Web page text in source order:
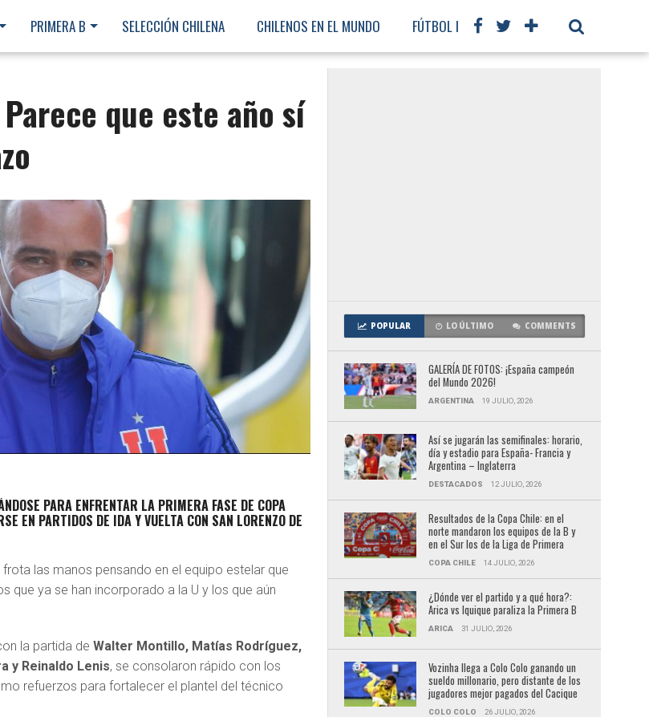
PRIMERA B SELECCIÓN CHILENA CHILENOS EN EL MUNDO FÚTBOL INTERNACIONAL
que este año sí
PARA ENFRENTAR LA PRIMERA FASE DE COPA
EN PARTIDOS DE IDA Y VUELTA CON SAN LORENZO DE
frota las manos pensando en el equipo estelar que
que ya se han incorporado a la U y los que aún
la partida deWalter Montillo, Matías Rodríguez,
y Reinaldo Lenis, se consolaron rápido con los
refuerzos para fortalecer el plantel del técnico
POPULAR LO ÚLTIMO COMMENTS
GALERÍA DE FOTOS: ¡España campeón
del Mundo 2026!
ARGENTINA 19 JULIO, 2026
Así se jugarán las semifinales: horario,
día y estadio para España- Francia y
Argentina – Inglaterra
DESTACADOS 12 JULIO, 2026
Resultados de la Copa Chile: en el
norte mandaron los equipos de la B y
en el Sur los de la Liga de Primera
COPA CHILE 14 JULIO, 2026
¿Dónde ver el partido y a qué hora?:
Arica vs Iquique paraliza la Primera B
ARICA 31 JULIO, 2026
Vozinha llega a Colo Colo ganando un
sueldo millonario, pero distante de los
jugadores mejor pagados del Cacique
COLO COLO 26 JULIO, 2026